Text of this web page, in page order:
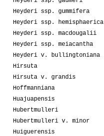
Heyderi ssp. gummifera
Heyderi ssp. hemisphaerica
Heyderi ssp. macdougalii
Heyderi ssp. meiacantha
Heyderi v. bullingtoniana
Hirsuta
Hirsuta v. grandis
Hoffmanniana
Huajuapensis
Hubertmulleri
Hubertmulleri v. minor
Huiguerensis